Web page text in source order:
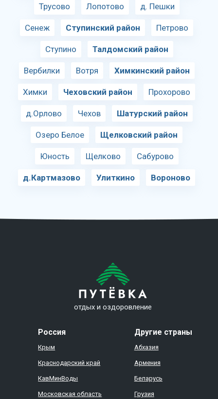
Трусово Лопотово д. Пешки
Сенеж Ступинский район Петрово
Ступино Талдомский район
Вербилки Вотря Химкинский район
Химки Чеховский район Прохорово
д.Орлово Чехов Шатурский район
Озеро Белое Щелковский район
Юность Щелково Сабурово
д.Картмазово Улиткино Вороново
отдых и оздоровление
Россия
Крым
Краснодарский край
КавМинВоды
Московская область
Другие страны
Абхазия
Армения
Беларусь
Грузия